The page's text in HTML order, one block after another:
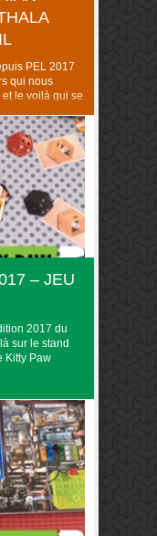
PEL 2017
qui nous
le voilà qui se
Sirieix et
par Felideus
– JEU
2017 du
sur le stand
Kitty Paw